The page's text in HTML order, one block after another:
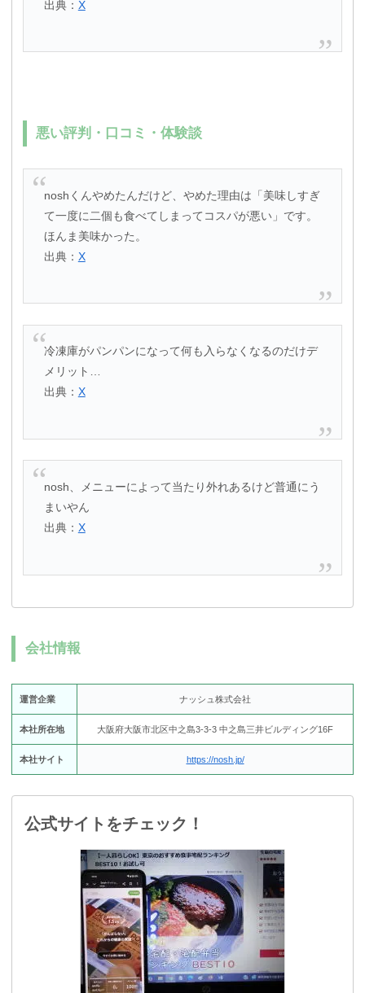
出典： X
悪い評判・口コミ・体験談
noshくんやめたんだけど、やめた理由は「美味しすぎ
て一度に二個も食べてしまってコスパが悪い」です。
ほんま美味かった。
出典： X
冷凍庫がパンパンになって何も入らなくなるのだけデ
メリット…
出典： X
nosh、メニューによって当たり外れあるけど普通にう
まいやん
出典： X
会社情報
運営企業 ナッシュ株式会社
本社所在地 大阪府大阪市北区中之島3-3-3 中之島三井ビルディング16F
本社サイト https://nosh.jp/
公式サイトをチェック！